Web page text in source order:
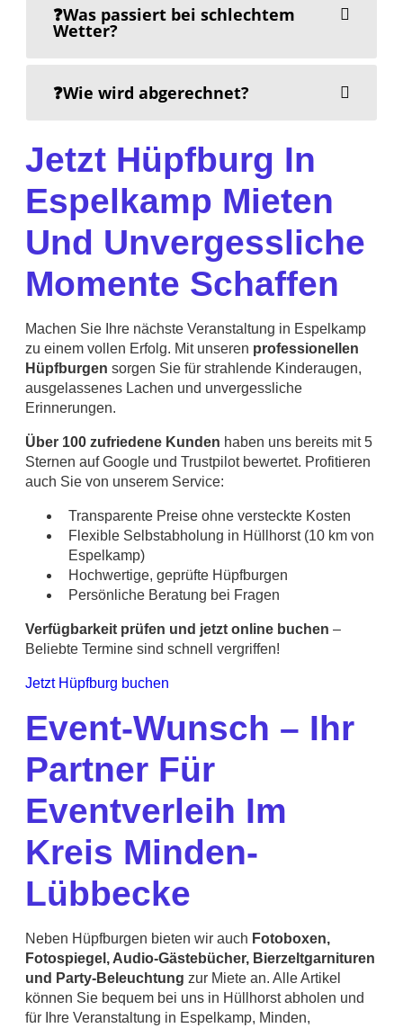
❓Was passiert bei schlechtem
Wetter?
❓Wie wird abgerechnet?
Jetzt Hüpfburg In
Espelkamp Mieten
Und Unvergessliche
Momente Schaffen
Machen Sie Ihre nächste Veranstaltung in Espelkamp
zu einem vollen Erfolg. Mit unseren professionellen
Hüpfburgen sorgen Sie für strahlende Kinderaugen,
ausgelassenes Lachen und unvergessliche
Erinnerungen.
Über 100 zufriedene Kunden haben uns bereits mit 5
Sternen auf Google und Trustpilot bewertet. Profitieren
auch Sie von unserem Service:
Transparente Preise ohne versteckte Kosten
Flexible Selbstabholung in Hüllhorst (10 km von
Espelkamp)
Hochwertige, geprüfte Hüpfburgen
Persönliche Beratung bei Fragen
Verfügbarkeit prüfen und jetzt online buchen –
Beliebte Termine sind schnell vergriffen!
Jetzt Hüpfburg buchen
Event-Wunsch – Ihr
Partner Für
Eventverleih Im
Kreis Minden-
Lübbecke
Neben Hüpfburgen bieten wir auch Fotoboxen,
Fotospiegel, Audio-Gästebücher, Bierzeltgarnituren
und Party-Beleuchtung zur Miete an. Alle Artikel
können Sie bequem bei uns in Hüllhorst abholen und
für Ihre Veranstaltung in Espelkamp, Minden,